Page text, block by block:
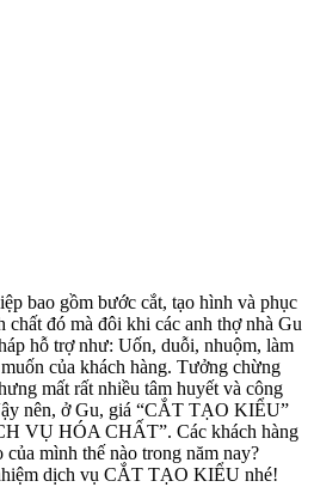
bao gồm bước cắt, tạo hình và phục
đó mà đôi khi các anh thợ nhà Gu
hỗ trợ như: Uốn, duỗi, nhuộm, làm
của khách hàng. Tưởng chừng
mất rất nhiều tâm huyết và công
nên, ở Gu, giá “CẮT TẠO KIỂU”
VỤ HÓA CHẤT”. Các khách hàng
mình thế nào trong năm nay?
dịch vụ CẮT TẠO KIỂU nhé!